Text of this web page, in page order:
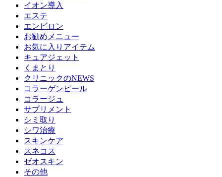
イオン導入
エステ
エンビロン
お勧めメニュー
お気に入りアイテム
キュアジェット
くまとり
クリニックのNEWS
コラーゲンピール
コラージュ
サプリメント
シミ取り
シワ治療
スキンケア
スネコス
ゼオスキン
その他